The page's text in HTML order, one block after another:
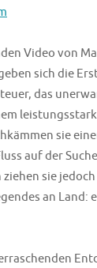
Video von
sich die
das
sie
auf der
sie
an Land: